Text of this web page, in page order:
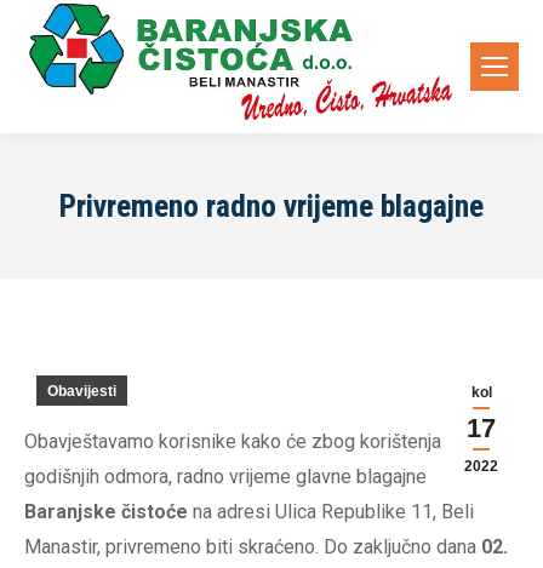
Privremeno radno vrijeme blagajne
kol
17
2022
Obavijesti
Obavještavamo korisnike kako će zbog korištenja
godišnjih odmora, radno vrijeme glavne blagajne
Baranjske čistoće na adresi Ulica Republike 11, Beli
Manastir, privremeno biti skraćeno. Do zaključno dana 02.